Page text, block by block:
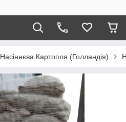
Насіннєва Картопля (Голландія)